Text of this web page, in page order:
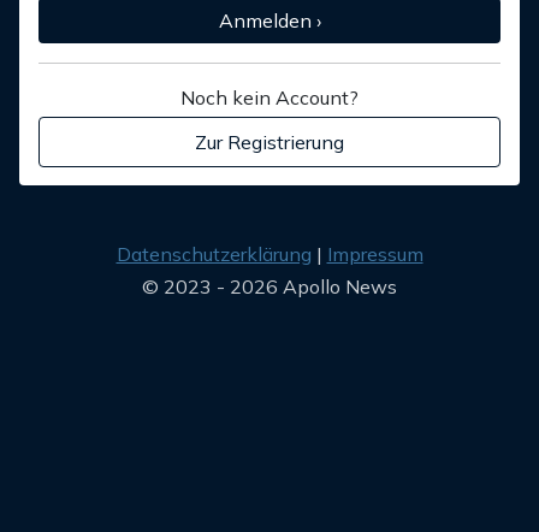
Anmelden ›
Noch kein Account?
Zur Registrierung
Datenschutzerklärung
Impressum
© 2023 - 2026 Apollo News